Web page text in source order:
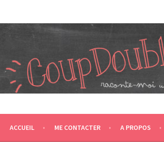
CA NOUS PROPULSE SUPER MAMAN! CA
ACCUEIL ME CONTACTER A PROPOS